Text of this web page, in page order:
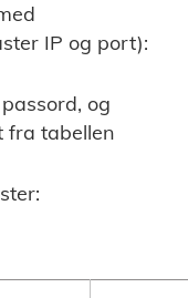
IP og port):
og
fra tabellen